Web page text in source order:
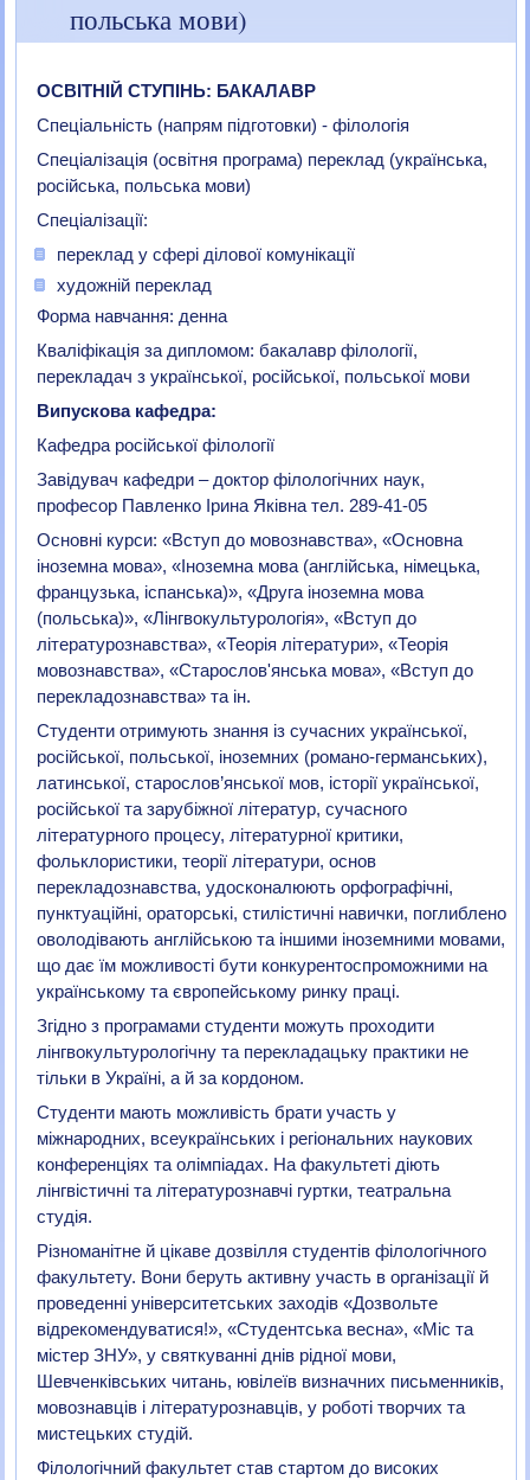
польська мови)
ОСВІТНІЙ СТУПІНЬ: БАКАЛАВР
Спеціальність (напрям підготовки) - філологія
Спеціалізація (освітня програма) переклад (українська,
російська, польська мови)
Спеціалізації:
переклад у сфері ділової комунікації
художній переклад
Форма навчання: денна
Кваліфікація за дипломом: бакалавр філології,
перекладач з української, російської, польської мови
Випускова кафедра:
Кафедра російської філології
Завідувач кафедри – доктор філологічних наук,
професор Павленко Ірина Яківна тел. 289-41-05
Основні курси: «Вступ до мовознавства», «Основна
іноземна мова», «Іноземна мова (англійська, німецька,
французька, іспанська)», «Друга іноземна мова
(польська)», «Лінгвокультурологія», «Вступ до
літературознавства», «Теорія літератури», «Теорія
мовознавства», «Старослов'янська мова», «Вступ до
перекладознавства» та ін.
Студенти отримують знання із сучасних української,
російської, польської, іноземних (романо-германських),
латинської, старослов’янської мов, історії української,
російської та зарубіжної літератур, сучасного
літературного процесу, літературної критики,
фольклористики, теорії літератури, основ
перекладознавства, удосконалюють орфографічні,
пунктуаційні, ораторські, стилістичні навички, поглиблено
оволодівають англійською та іншими іноземними мовами,
що дає їм можливості бути конкурентоспроможними на
українському та європейському ринку праці.
Згідно з програмами студенти можуть проходити
лінгвокультурологічну та перекладацьку практики не
тільки в Україні, а й за кордоном.
Студенти мають можливість брати участь у
міжнародних, всеукраїнських і регіональних наукових
конференціях та олімпіадах. На факультеті діють
лінгвістичні та літературознавчі гуртки, театральна
студія.
Різноманітне й цікаве дозвілля студентів філологічного
факультету. Вони беруть активну участь в організації й
проведенні університетських заходів «Дозвольте
відрекомендуватися!», «Студентська весна», «Міс та
містер ЗНУ», у святкуванні днів рідної мови,
Шевченківських читань, ювілеїв визначних письменників,
мовознавців і літературознавців, у роботі творчих та
мистецьких студій.
Філологічний факультет став стартом до високих